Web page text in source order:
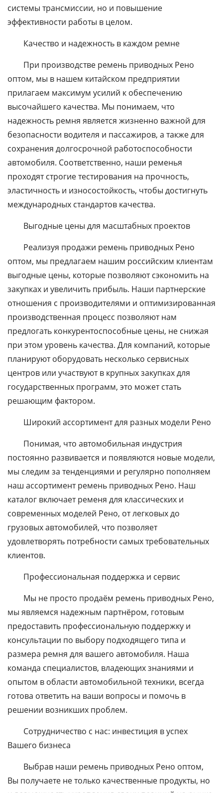
системы трансмиссии, но и повышение
эффективности работы в целом.
Качество и надежность в каждом ремне
При производстве ремень приводных Рено
оптом, мы в нашем китайском предприятии
прилагаем максимум усилий к обеспечению
высочайшего качества. Мы понимаем, что
надежность ремня является жизненно важной для
безопасности водителя и пассажиров, а также для
сохранения долгосрочной работоспособности
автомобиля. Соответственно, наши ременья
проходят строгие тестирования на прочность,
эластичность и износостойкость, чтобы достигнуть
международных стандартов качества.
Выгодные цены для масштабных проектов
Реализуя продажи ремень приводных Рено
оптом, мы предлагаем нашим российским клиентам
выгодные цены, которые позволяют сэкономить на
закупках и увеличить прибыль. Наши партнерские
отношения с производителями и оптимизированная
производственная процесс позволяют нам
предлогать конкурентоспособные цены, не снижая
при этом уровень качества. Для компаний, которые
планируют оборудовать несколько сервисных
центров или участвуют в крупных закупках для
государственных программ, это может стать
решающим фактором.
Широкий ассортимент для разных модели Рено
Понимая, что автомобильная индустрия
постоянно развивается и появляются новые модели,
мы следим за тенденциями и регулярно пополняем
наш ассортимент ремень приводных Рено. Наш
каталог включает ременя для классических и
современных моделей Рено, от легковых до
грузовых автомобилей, что позволяет
удовлетворять потребности самых требовательных
клиентов.
Профессиональная поддержка и сервис
Мы не просто продаём ремень приводных Рено,
мы являемся надежным партнёром, готовым
предоставить профессиональную поддержку и
консультации по выбору подходящего типа и
размера ремня для вашего автомобиля. Наша
команда специалистов, владеющих знаниями и
опытом в области автомобильной техники, всегда
готова ответить на ваши вопросы и помочь в
решении возникших проблем.
Сотрудничество с нас: инвестиция в успех
Вашего бизнеса
Выбрав наши ремень приводных Рено оптом,
Вы получаете не только качественные продукты, но